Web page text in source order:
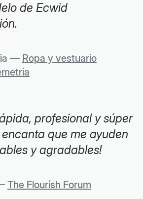
de Ecwid
— Ropa y vestuario
profesional y súper
encanta que me ayuden
y agradables!
The Flourish Forum